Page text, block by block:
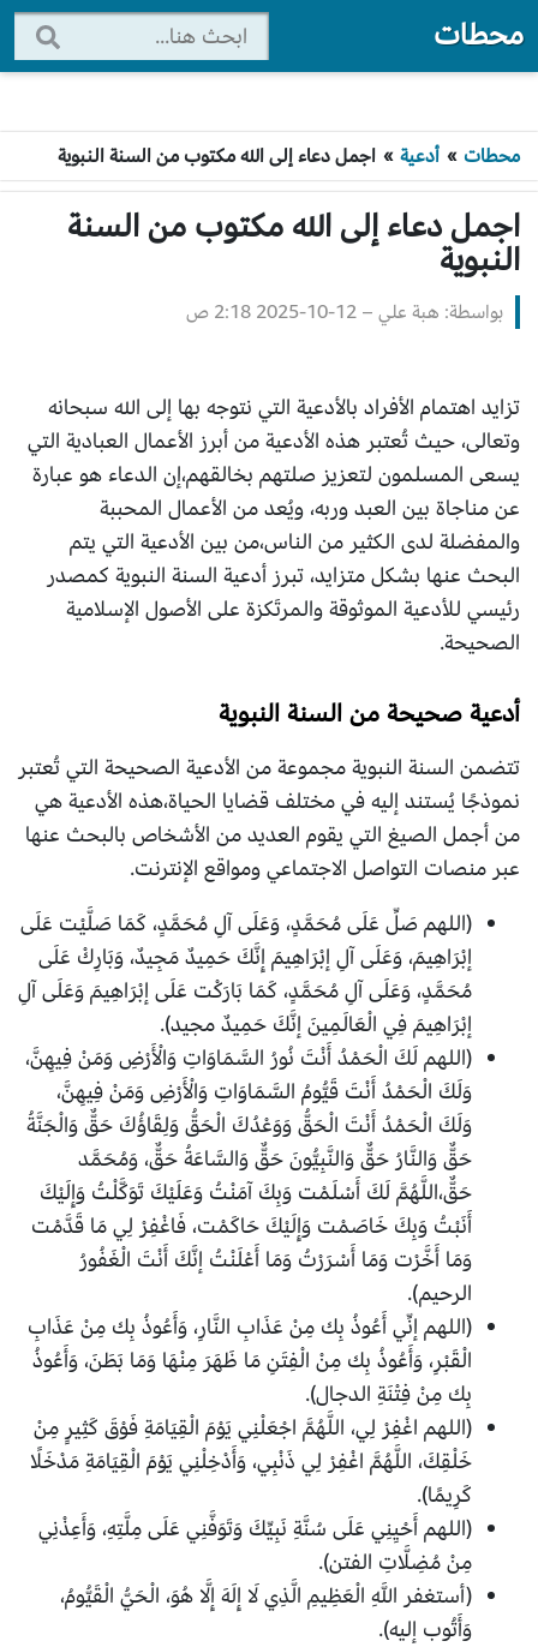
محطات
محطات » أدعية » اجمل دعاء إلى الله مكتوب من السنة النبوية
اجمل دعاء إلى الله مكتوب من السنة
النبوية
بواسطة: هبة علي – 2025-10-12 2:18 ص
تزايد اهتمام الأفراد بالأدعية التي نتوجه بها إلى الله سبحانه
وتعالى، حيث تُعتبر هذه الأدعية من أبرز الأعمال العبادية التي
يسعى المسلمون لتعزيز صلتهم بخالقهم،إن الدعاء هو عبارة
عن مناجاة بين العبد وربه، ويُعد من الأعمال المحببة
والمفضلة لدى الكثير من الناس،من بين الأدعية التي يتم
البحث عنها بشكل متزايد، تبرز أدعية السنة النبوية كمصدر
رئيسي للأدعية الموثوقة والمرتَكزة على الأصول الإسلامية
الصحيحة.
أدعية صحيحة من السنة النبوية
تتضمن السنة النبوية مجموعة من الأدعية الصحيحة التي تُعتبر
نموذجًا يُستند إليه في مختلف قضايا الحياة،هذه الأدعية هي
من أجمل الصيغ التي يقوم العديد من الأشخاص بالبحث عنها
عبر منصات التواصل الاجتماعي ومواقع الإنترنت.
(اللهم صَلِّ عَلَى مُحَمَّدٍ، وَعَلَى آلِ مُحَمَّدٍ، كَمَا صَلَّيْت عَلَى
إبْرَاهِيمَ، وَعَلَى آلِ إبْرَاهِيمَ إِنَّكَ حَمِيدٌ مَجِيدٌ، وَبَارِكْ عَلَى
مُحَمَّدٍ، وَعَلَى آلِ مُحَمَّدٍ، كَمَا بَارَكْت عَلَى إبْرَاهِيمَ وَعَلَى آلِ
إبْرَاهِيمَ فِي الْعَالَمِينَ إنَّكَ حَمِيدٌ مجيد).
(اللهم لَكَ الْحَمْدُ أَنْتَ نُورُ السَّمَاوَاتِ وَالْأَرْضِ وَمَنْ فِيهِنَّ،
وَلَكَ الْحَمْدُ أَنْتَ قَيُّومُ السَّمَاوَاتِ وَالْأَرْضِ وَمَنْ فِيهِنَّ،
وَلَكَ الْحَمْدُ أَنْتَ الْحَقُّ وَوَعْدُكَ الْحَقُّ وَلِقَاؤُكَ حَقٌّ وَالْجَنَّةُ
حَقٌّ وَالنَّارُ حَقٌّ وَالنَّبِيُّونَ حَقٌّ وَالسَّاعَةُ حَقٌّ، وَمُحَمَّد
حَقٌّ،اللَّهُمَّ لَكَ أَسْلَمْت وَبِكَ آمَنْتُ وَعَلَيْكَ تَوَكَّلْتُ وَإِلَيْكَ
أَنَبْتُ وَبِكَ خَاصَمْت وَإِلَيْكَ حَاكَمْت، فَاغْفِرْ لِي مَا قَدَّمْت
وَمَا أَخَّرْت وَمَا أَسْرَرْتُ وَمَا أَعْلَنْتُ إنَّكَ أَنْتَ الْغَفُورُ
الرحيم).
(اللهم إنِّي أَعُوذُ بِك مِنْ عَذَابِ النَّارِ، وَأَعُوذُ بِك مِنْ عَذَابِ
الْقَبْرِ، وَأَعُوذُ بِك مِنْ الْفِتَنِ مَا ظَهَرَ مِنْهَا وَمَا بَطَنَ، وَأَعُوذُ
بِك مِنْ فِتْنَةِ الدجال).
(اللهم اغْفِرْ لِي، اللَّهُمَّ اجْعَلْنِي يَوْمَ الْقِيَامَةِ فَوْقَ كَثِيرٍ مِنْ
خَلْقِكَ، اللَّهُمَّ اغْفِرْ لِي ذَنْبِي، وَأَدْخِلْنِي يَوْمَ الْقِيَامَةِ مَدْخَلًا
كَرِيمًا).
(اللهم أَحْيِنِي عَلَى سُنَّةِ نَبِيِّكَ وَتَوَفَّنِي عَلَى مِلَّتِهِ، وَأَعِذْنِي
مِنْ مُضِلَّاتِ الفتن).
(أستغفر اللَّهِ الْعَظِيمِ الَّذِي لَا إِلَهَ إِلَّا هُوَ، الْحَيُّ الْقَيُّومُ،
وَأَتُوب إليه).